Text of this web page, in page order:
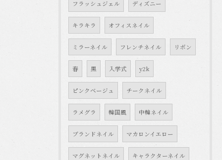
フラッシュジェル ディズニー
キラキラ オフィスネイル
ミラーネイル フレンチネイル リボン
春 黒 入学式 y2k
ピンクベージュ チークネイル
ラメグラ 韓国風 中韓ネイル
ブランドネイル マカロンイエロー
マグネットネイル キャラクターネイル